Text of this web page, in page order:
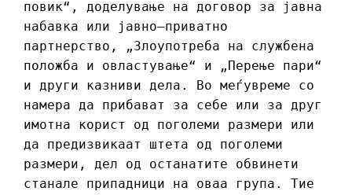
повик“, доделување на договор за јавна
набавка или јавно–приватно
партнерство, „Злоупотреба на службена
положба и овластување“ и „Перење пари“
и други казниви дела. Во меѓувреме со
намера да прибават за себе или за друг
имотна корист од поголеми размери или
да предизвикаат штета од поголеми
размери, дел од останатите обвинети
станале припадници на оваа група. Тие